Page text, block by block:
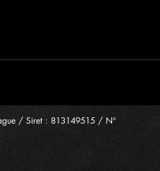
/ Siret : 813149515 / N°